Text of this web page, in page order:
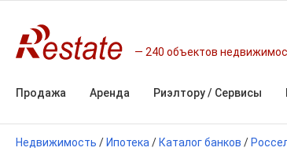
240 объектов
Продажа Аренда Риэлтору / Сервисы
Недвижимость / Ипотека / Каталог банков /